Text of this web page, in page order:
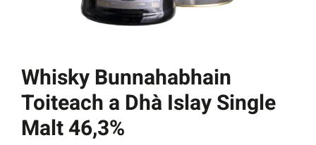
Whisky Bunnahabhain
Toiteach a Dhà Islay Single
Malt 46,3%